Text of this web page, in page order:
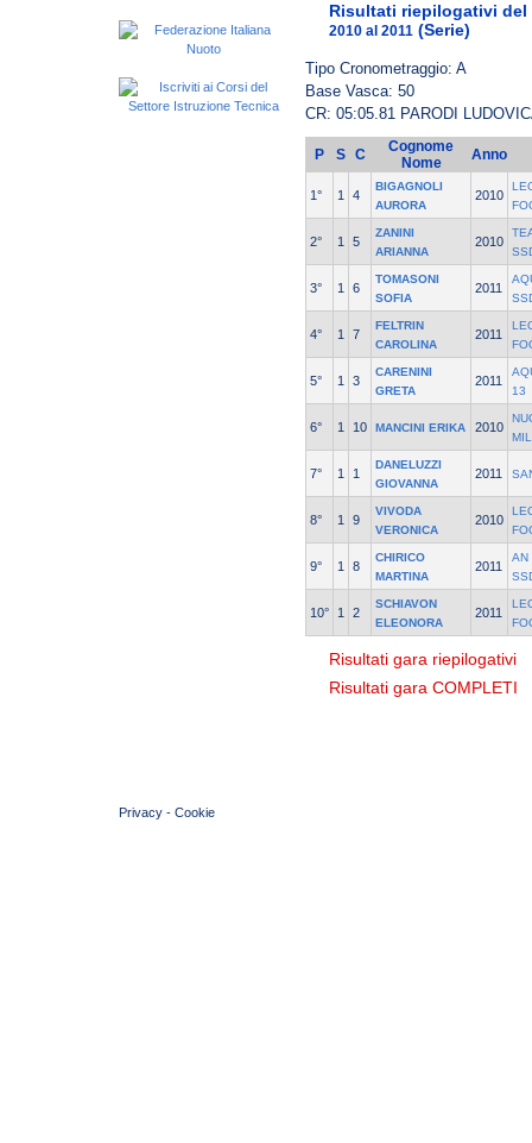
Risultati riepilogativi
2010 al 2011 (Serie)
Tipo Cronometraggio: A
Base Vasca: 50
CR: 05:05.81 PARODI
P S C
Cognome
Nome
Anno
1° 1 4
BIGAGNOLI
AURORA
2010
2° 1 5
ZANINI
ARIANNA
2010
3° 1 6
TOMASONI
SOFIA
2011
4° 1 7
FELTRIN
CAROLINA
2011
5° 1 3
CARENINI
GRETA
2011
13
6° 1 10 MANCINI ERIKA 2010
7° 1 1
DANELUZZI
GIOVANNA
2011
8° 1 9
VIVODA
VERONICA
2010
9° 1 8
CHIRICO
MARTINA
2011
AN
10° 1 2
SCHIAVON
ELEONORA
2011
Risultati gara riepilogativi
Risultati gara COMPLETI
Privacy - Cookie